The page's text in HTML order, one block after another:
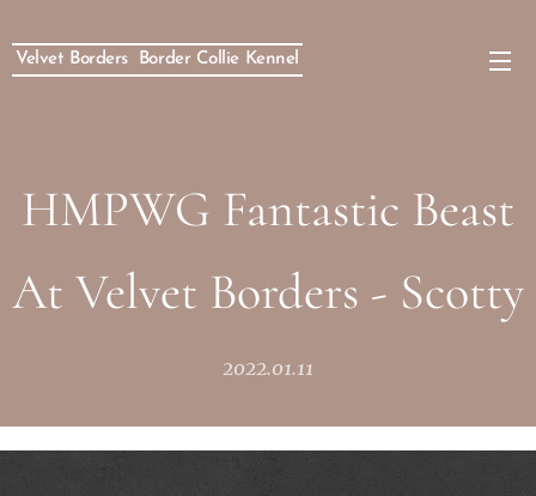
Velvet Borders Border Collie Kennel
HMPWG Fantastic Beast
At Velvet Borders - Scotty
2022.01.11